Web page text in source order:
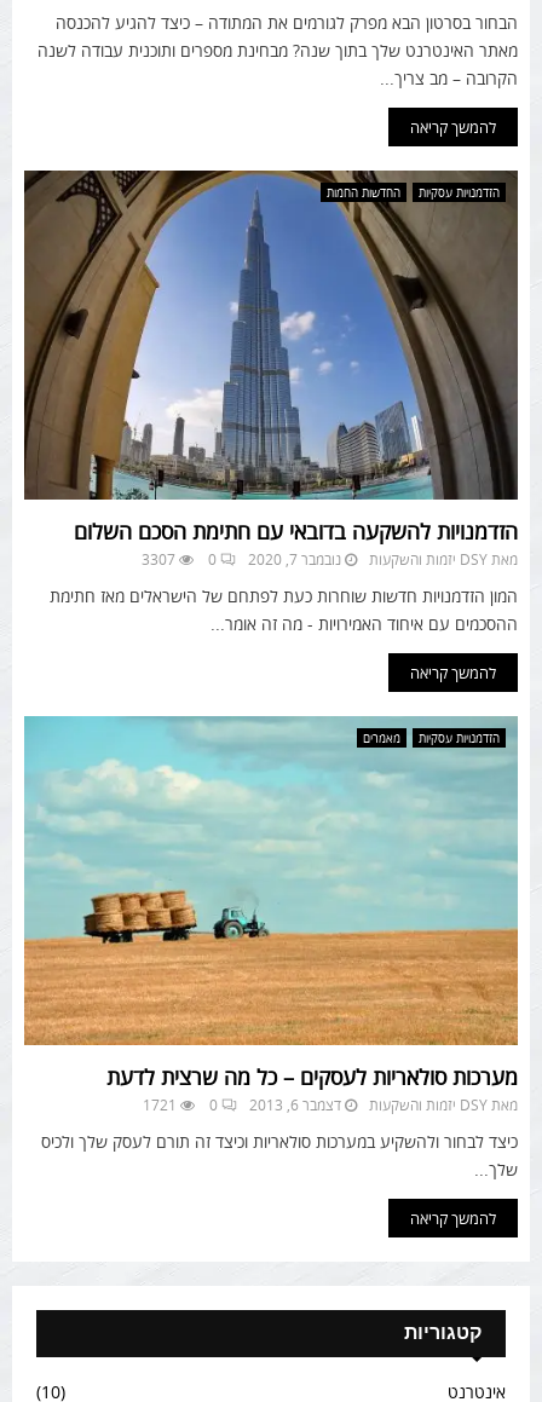
הבחור בסרטון הבא מפרק לגורמים את המתודה – כיצד להגיע להכנסה
מאתר האינטרנט שלך בתוך שנה? מבחינת מספרים ותוכנית עבודה לשנה
הקרובה – מב צריך...
להמשך קריאה
הזדמנויות עסקיות החדשות החמות
הזדמנויות להשקעה בדובאי עם חתימת הסכם השלום
מאתDSY יזמות והשקעות נובמבר 7, 2020 0
3307
המון הזדמנויות חדשות שוחרות כעת לפתחם של הישראלים מאז חתימת
ההסכמים עם איחוד האמירויות - מה זה אומר...
להמשך קריאה
הזדמנויות עסקיות מאמרים
מערכות סולאריות לעסקים – כל מה שרצית לדעת
מאתDSY יזמות והשקעות דצמבר 6, 2013 0
1721
כיצד לבחור ולהשקיע במערכות סולאריות וכיצד זה תורם לעסק שלך ולכיס
שלך...
להמשך קריאה
קטגוריות
אינטרנט (10)